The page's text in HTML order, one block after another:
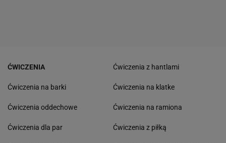
ĆWICZENIA
Ćwiczenia na barki
Ćwiczenia oddechowe
Ćwiczenia dla par
Ćwiczenia z hantlami
Ćwiczenia na klatke
Ćwiczenia na ramiona
Ćwiczenia z piłką